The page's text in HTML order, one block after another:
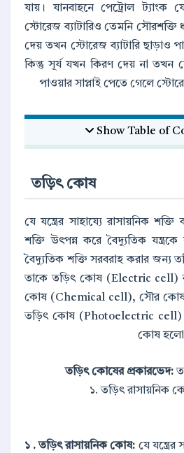
যায়। যানবাহনে পেট্রোল ট্যাংক
স্টোরেজ ব্যাটারিও তেমনি সৌরশক্তি
দেয় তখন স্টোরেজ ব্যাটারি ছাড়াও
কিন্তু সূর্য যখন কিরণ দেয় না তখন
পাওয়ার সাপ্লাই পেতে গেলে
তড়িৎ কোষ
যে যন্ত্রের সাহায্যে রাসায়নিক
শক্তি উৎপন্ন করে বৈদ্যুতিক
বৈদ্যুতিক শক্তি সরবরাহ করার জন্য
তাকে তড়িৎ কোষ (Electric cell)
কোষ (Chemical cell), সৌর
তড়িৎ কোষ (Photoelectric cell)।
কোষ হলো
তড়িৎ কোষের প্রকারভেদ:
১. তড়িৎ রাসায়নিক
১ . তড়িৎ রাসায়নিক কোষ: যে যন্ত্রের